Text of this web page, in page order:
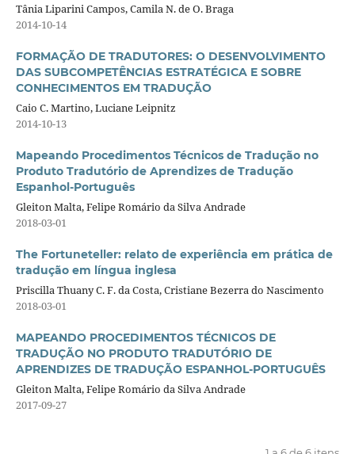
Tânia Liparini Campos, Camila N. de O. Braga
2014-10-14
FORMAÇÃO DE TRADUTORES: O DESENVOLVIMENTO
DAS SUBCOMPETÊNCIAS ESTRATÉGICA E SOBRE
CONHECIMENTOS EM TRADUÇÃO
Caio C. Martino, Luciane Leipnitz
2014-10-13
Mapeando Procedimentos Técnicos de Tradução no
Produto Tradutório de Aprendizes de Tradução
Espanhol-Português
Gleiton Malta, Felipe Romário da Silva Andrade
2018-03-01
The Fortuneteller: relato de experiência em prática de
tradução em língua inglesa
Priscilla Thuany C. F. da Costa, Cristiane Bezerra do Nascimento
2018-03-01
MAPEANDO PROCEDIMENTOS TÉCNICOS DE
TRADUÇÃO NO PRODUTO TRADUTÓRIO DE
APRENDIZES DE TRADUÇÃO ESPANHOL-PORTUGUÊS
Gleiton Malta, Felipe Romário da Silva Andrade
2017-09-27